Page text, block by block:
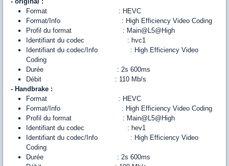
Format : HEVC
Format/Info : High Efficiency Video Coding
Profil du format : Main@L5@High
Identifiant du codec : hvc1
Identifiant du codec/Info : High Efficiency Video
Coding
Durée : 2s 600ms
Débit : 110 Mb/s
- Handbrake :
Format : HEVC
Format/Info : High Efficiency Video Coding
Profil du format : Main@L5@High
Identifiant du codec : hev1
Identifiant du codec/Info : High Efficiency Video
Coding
Durée : 2s 600ms